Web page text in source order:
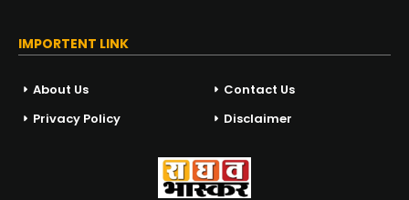
IMPORTENT LINK
About Us
Contact Us
Privacy Policy
Disclaimer